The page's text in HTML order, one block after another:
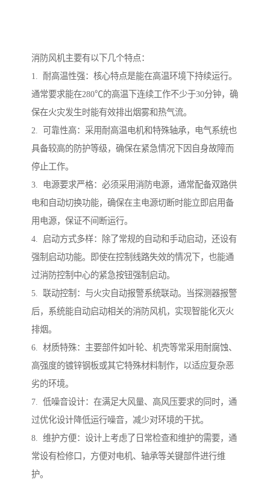
消防风机主要有以下几个特点：
1. 耐高温性强：核心特点是能在高温环境下持续运行。
通常要求能在280℃的高温下连续工作不少于30分钟，确
保在火灾发生时能有效排出烟雾和热气流。
2. 可靠性高：采用耐高温电机和特殊轴承，电气系统也
具备较高的防护等级，确保在紧急情况下因自身故障而
停止工作。
3. 电源要求严格：必须采用消防电源，通常配备双路供
电和自动切换功能，确保在主电源切断时能立即启用备
用电源，保证不间断运行。
4. 启动方式多样：除了常规的自动和手动启动，还设有
强制启动功能。即使在控制线路失效的情况下，也能通
过消防控制中心的紧急按钮强制启动。
5. 联动控制：与火灾自动报警系统联动。当探测器报警
后，系统能自动启动相关的消防风机，实现智能化灭火
排烟。
6. 材质特殊：主要部件如叶轮、机壳等常采用耐腐蚀、
高强度的镀锌钢板或其它特殊材料制作，以适应复杂恶
劣的环境。
7. 低噪音设计：在满足大风量、高风压要求的同时，通
过优化设计降低运行噪音，减少对环境的干扰。
8. 维护方便：设计上考虑了日常检查和维护的需要，通
常设有检修口，方便对电机、轴承等关键部件进行维
护。